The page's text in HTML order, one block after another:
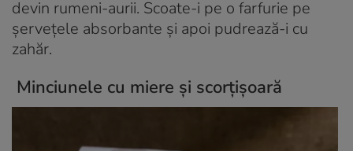
devin rumeni-aurii. Scoate-i pe o farfurie pe
șervețele absorbante și apoi pudrează-i cu
zahăr.
Minciunele cu miere și scorțișoară